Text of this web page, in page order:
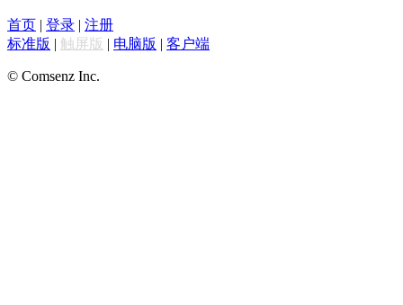
首页 | 登录 | 注册
标准版 | 触屏版 | 电脑版 | 客户端
© Comsenz Inc.